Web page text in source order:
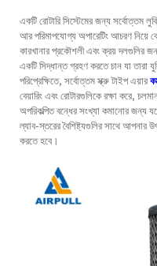
একটি রোটারি সিস্টেমের জন্য সর্বোত্তম
আর পরিমাপযোগ্য অপারেটিং আচরণ নিয়ে
কারখানার প্রকৌশলী এবং ক্রয় দলগুলির
একটি সিদ্ধান্ত গ্রহণ করতে চান যা তারা
পরিপ্রেক্ষিতে, সর্বোত্তম স্ক্রু টাইপ এয়ার
বেয়ারিং এবং রোটারগুলিকে রক্ষা করে,
অপরিকল্পিত বন্ধের সংখ্যা কমানোর জন্য
ল্যাব-স্তরের বৈশিষ্ট্যগুলির সাথে
করতে হবে।